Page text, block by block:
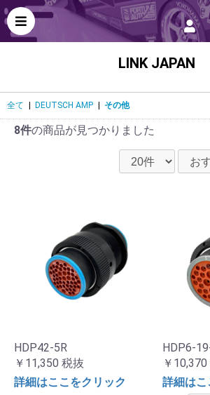
LINK JAPAN
全て DEUTSCH AMP その他
8件の商品が見つかりました
HDP42-5R
￥11,350 税抜
詳細はここをクリック
HDP6-
￥10,370
詳細はこ